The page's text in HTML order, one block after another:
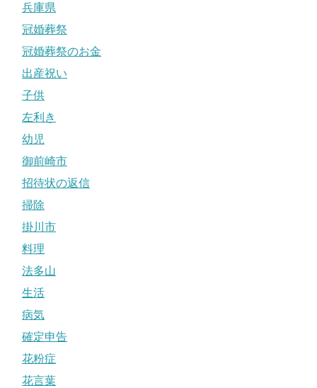
兵庫県
冠婚葬祭
冠婚葬祭のお金
出産祝い
子供
左利き
幼児
御前崎市
招待状の返信
掃除
掛川市
料理
法多山
生活
病気
確定申告
花粉症
花言葉